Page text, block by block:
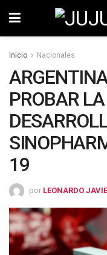
Inicio Nacionales
PROBAR
19
por LEONARDO